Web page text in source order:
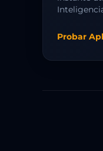
Probar